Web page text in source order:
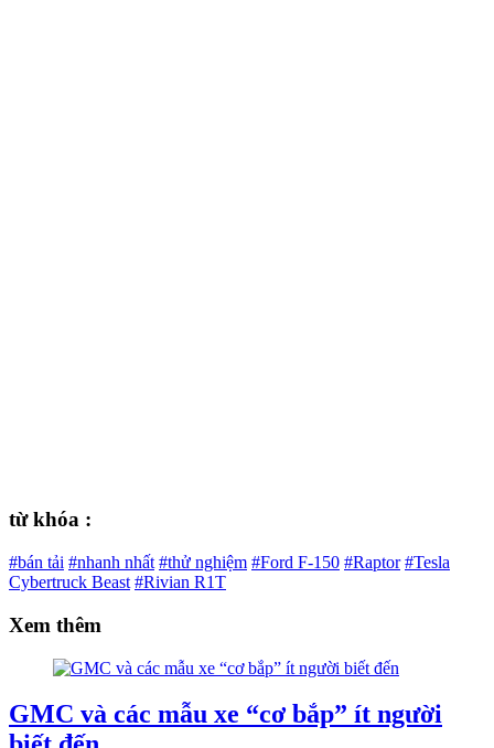
từ khóa :
#bán tải #nhanh nhất #thử nghiệm #Ford F-150 #Raptor #Tesla
Cybertruck Beast #Rivian R1T
Xem thêm
GMC và các mẫu xe “cơ bắp” ít người